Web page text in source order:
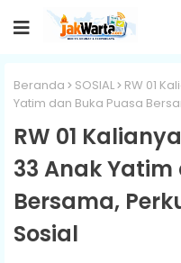
Beranda SOSIAL
RW 01
Yatim dan Buka Puasa
RW 01
33 Anak
Bersama,
Sosial